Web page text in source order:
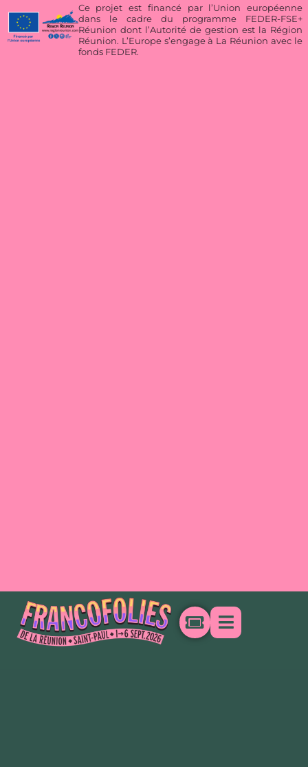
Ce projet est financé par l’Union européenne
dans le cadre du programme FEDER-FSE+
Réunion dont l’Autorité de gestion est la Région
Réunion. L’Europe s’engage à La Réunion avec le
fonds FEDER.